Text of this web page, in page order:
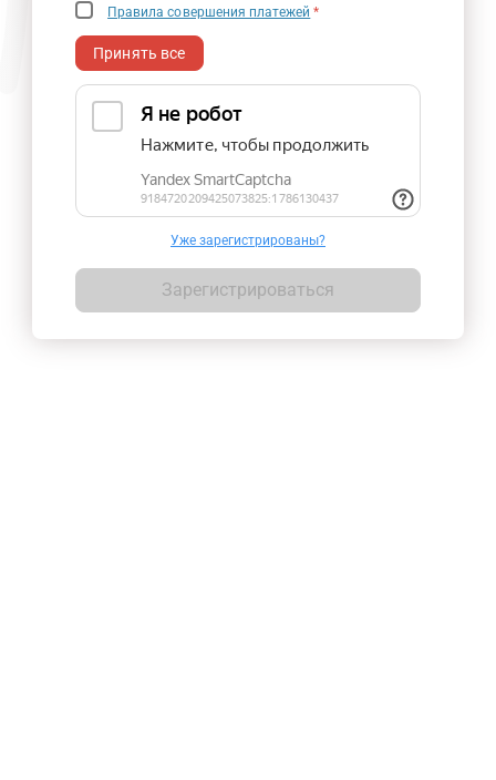
Правила совершения платежей *
Принять все
Уже зарегистрированы?
Зарегистрироваться